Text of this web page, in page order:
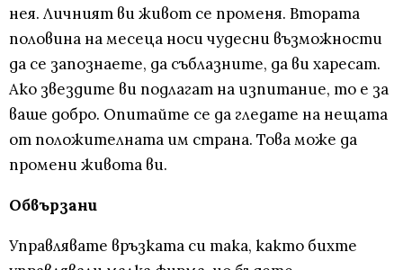
нея. Личният ви живот се променя. Втората
половина на месеца носи чудесни възможности
да се запознаете, да съблазните, да ви харесат.
Ако звездите ви подлагат на изпитание, то е за
ваше добро. Опитайте се да гледате на нещата
от положителната им страна. Това може да
промени живота ви.
Обвързани
Управлявате връзката си така, както бихте